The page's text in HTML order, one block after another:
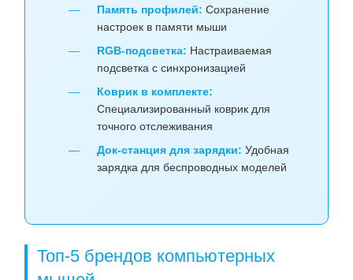
Память профилей: Сохранение
настроек в памяти мыши
RGB-подсветка: Настраиваемая
подсветка с синхронизацией
Коврик в комплекте:
Специализированный коврик для
точного отслеживания
Док-станция для зарядки: Удобная
зарядка для беспроводных моделей
Топ-5 брендов компьютерных